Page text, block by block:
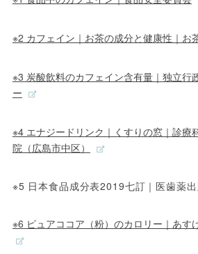
※2 カフェイン｜お茶の成分と健康性｜お
※3 炭酸飲料のカフェイン含有量｜独立行
ー
※4 エナジードリンク｜くすりの窓｜診療
院（広島市中区）
※5 日本食品成分表2019七訂｜医歯薬
※6 ピュアココア（粉）のカロリー｜あす